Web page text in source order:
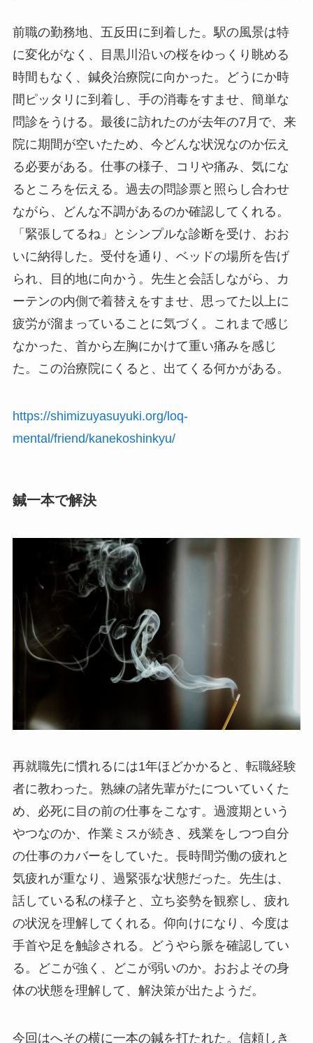
前職の勤務地、五反田に到着した。駅の風景は特
に変化がなく、目黒川沿いの桜をゆっくり眺める
時間もなく、鍼灸治療院に向かった。どうにか時
間ピッタリに到着し、手の消毒をすませ、簡単な
問診をうける。最後に訪れたのが去年の7月で、来
院に期間が空いたため、今どんな状況なのか伝え
る必要がある。仕事の様子、コリや痛み、気にな
るところを伝える。過去の問診票と照らし合わせ
ながら、どんな不調があるのか確認してくれる。
「緊張してるね」とシンプルな診断を受け、おお
いに納得した。受付を通り、ベッドの場所を告げ
られ、目的地に向かう。先生と会話しながら、カ
ーテンの内側で着替えをすませ、思ってた以上に
疲労が溜まっていることに気づく。これまで感じ
なかった、首から左胸にかけて重い痛みを感じ
た。この治療院にくると、出てくる何かがある。
https://shimizuyasuyuki.org/loq-
mental/friend/kanekoshinkyu/
鍼一本で解決
再就職先に慣れるには1年ほどかかると、転職経験
者に教わった。熟練の諸先輩がたについていくた
め、必死に目の前の仕事をこなす。過渡期という
やつなのか、作業ミスが続き、残業をしつつ自分
の仕事のカバーをしていた。長時間労働の疲れと
気疲れが重なり、過緊張な状態だった。先生は、
話している私の様子と、立ち姿勢を観察し、疲れ
の状況を理解してくれる。仰向けになり、今度は
手首や足を触診される。どうやら脈を確認してい
る。どこが強く、どこが弱いのか。おおよその身
体の状態を理解して、解決策が出たようだ。
今回はへその横に一本の鍼を打たれた。信頼しき